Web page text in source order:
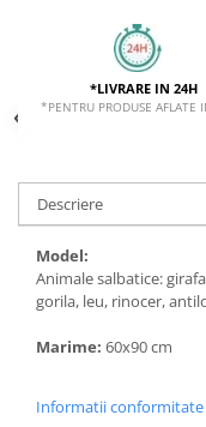
*LIVRARE IN 24H
*PENTRU PRODUSE AFLATE
Descriere
Model:
Animale salbatice:
gorila, leu, rinocer,
Marime: 60x90 cm
Informatii